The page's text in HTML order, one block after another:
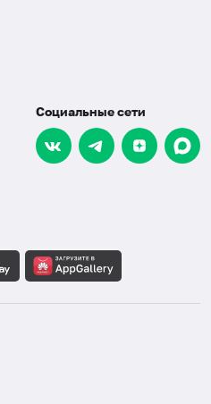
Социальные сети